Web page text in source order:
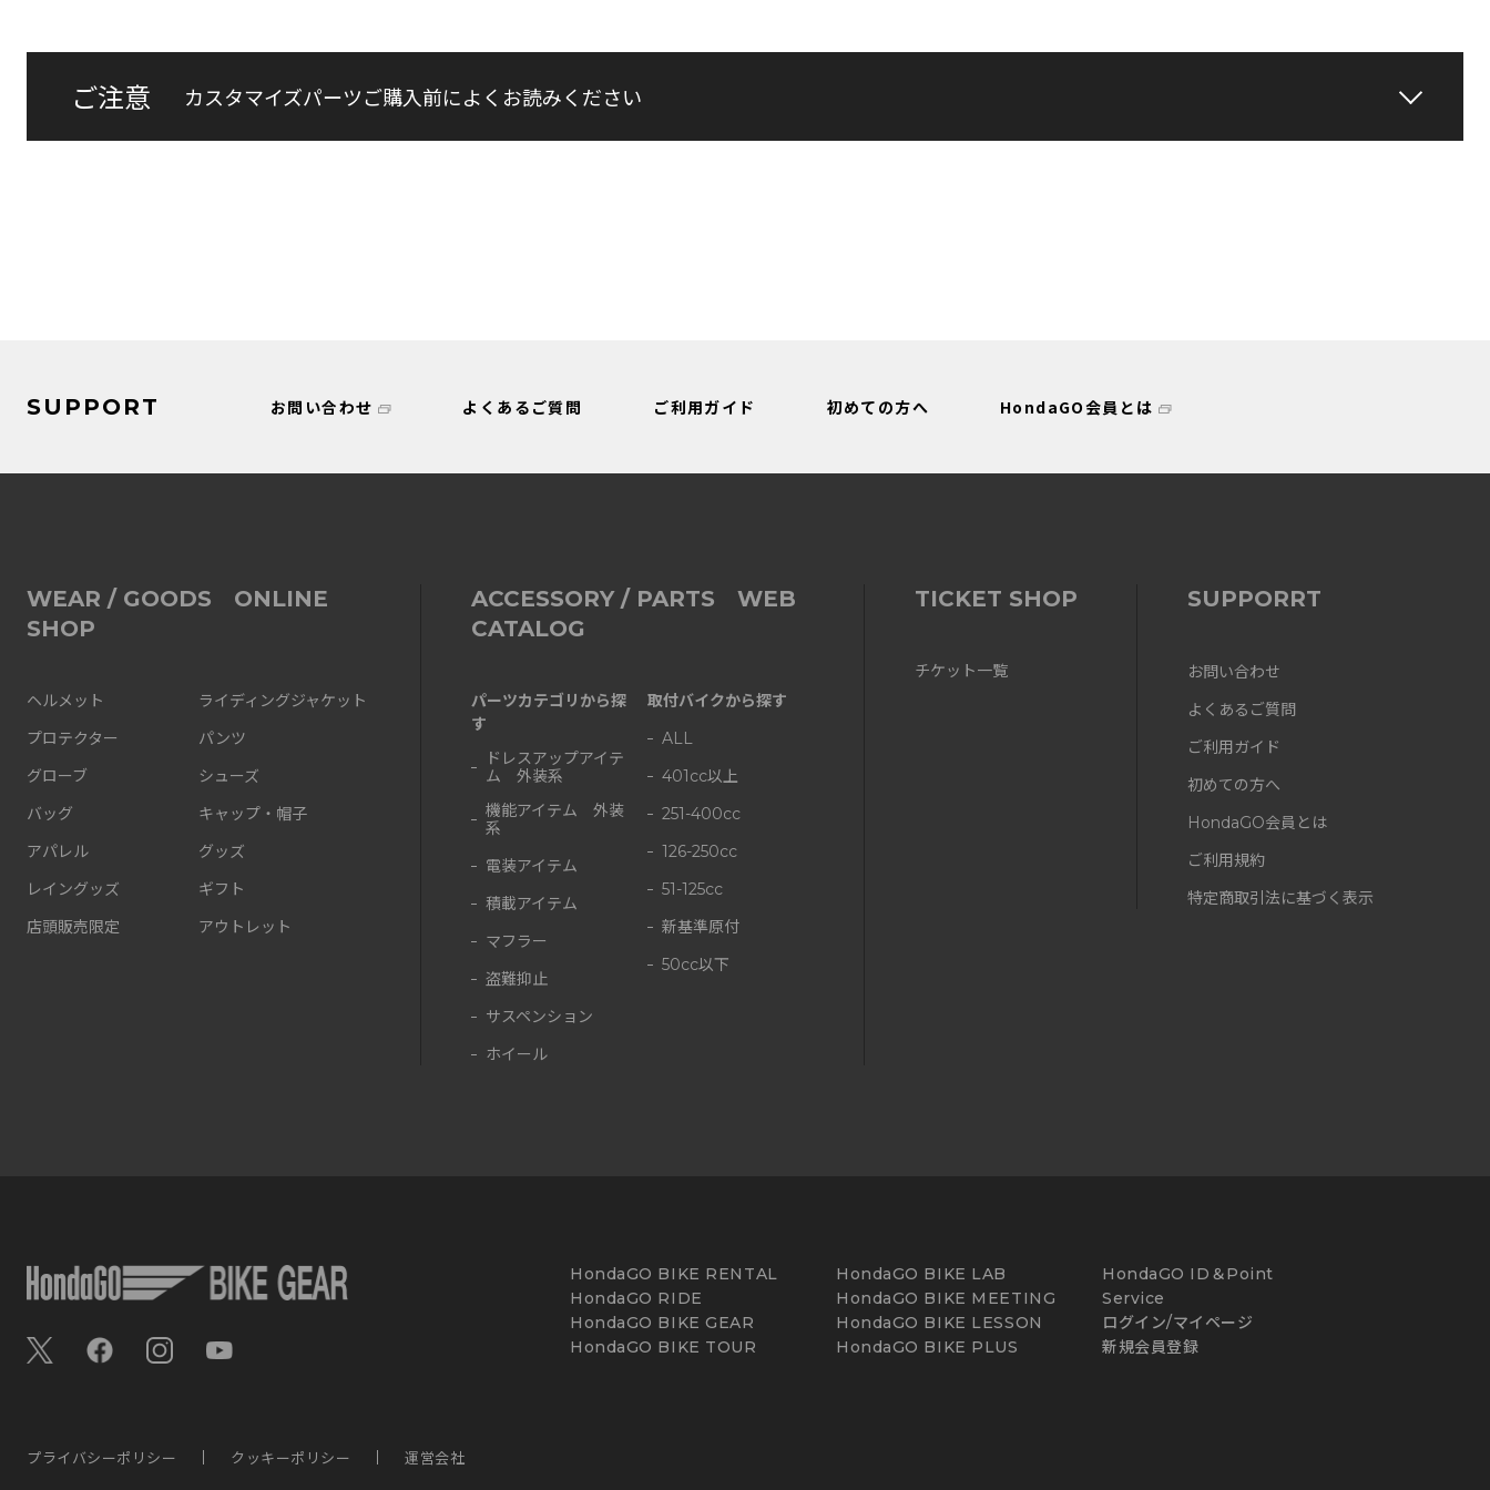
ご注意 カスタマイズパーツご購入前によくお読みください
SUPPORT お問い合わせ よくあるご質問 ご利用ガイド 初めての方へ HondaGO会員とは
WEAR / GOODS ONLINE
SHOP
ヘルメット
ライディングジャケット
プロテクター
パンツ
グローブ
シューズ
バッグ
キャップ・帽子
アパレル
グッズ
レイングッズ
ギフト
店頭販売限定
アウトレット
ACCESSORY / PARTS WEB
CATALOG
パーツカテゴリから探
す
ドレスアップアイテ
ム 外装系
機能アイテム 外装
系
電装アイテム
積載アイテム
マフラー
盗難抑止
サスペンション
ホイール
取付バイクから探す
ALL
401cc以上
251-400cc
126-250cc
51-125cc
新基準原付
50cc以下
TICKET SHOP
チケット一覧
SUPPORRT
お問い合わせ
よくあるご質問
ご利用ガイド
初めての方へ
HondaGO会員とは
ご利用規約
特定商取引法に基づく表示
HondaGO BIKE RENTAL
HondaGO RIDE
HondaGO BIKE GEAR
HondaGO BIKE TOUR
HondaGO BIKE LAB
HondaGO BIKE MEETING
HondaGO BIKE LESSON
HondaGO BIKE PLUS
HondaGO ID＆Point
Service
ログイン/マイページ
新規会員登録
プライバシーポリシー クッキーポリシー 運営会社